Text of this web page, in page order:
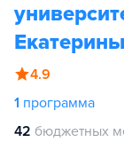
4.9
1 программа
42 бюджетных